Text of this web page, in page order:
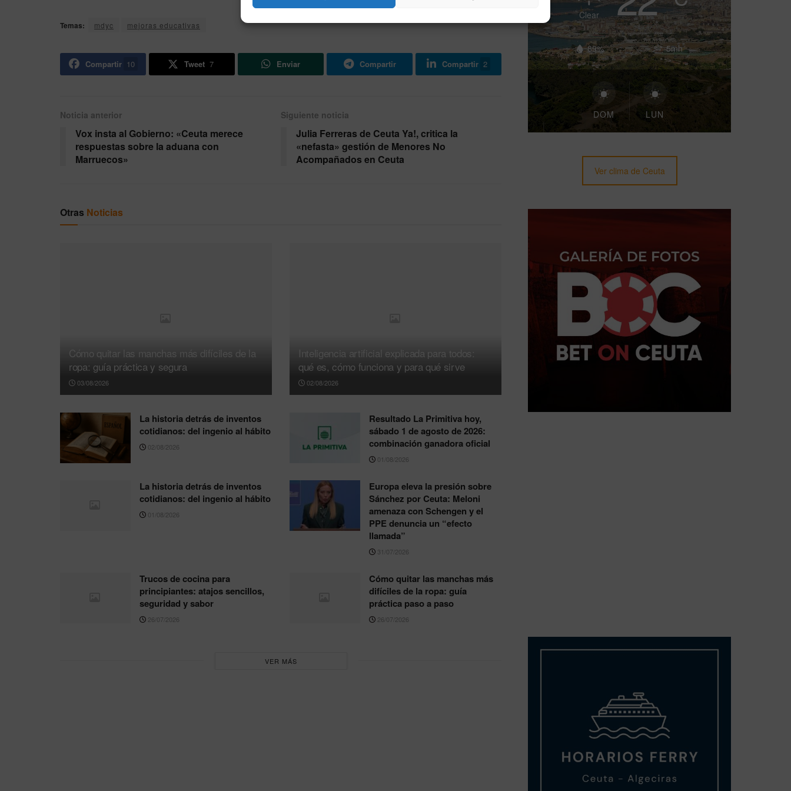
Temas: mdyc mejoras educativas
Compartir 10 Tweet 7 Enviar Compartir Compartir 2
Noticia anterior
Vox insta al Gobierno: «Ceuta merece
respuestas sobre la aduana con
Marruecos»
Siguiente noticia
Julia Ferreras de Ceuta Ya!, critica la
«nefasta» gestión de Menores No
Acompañados en Ceuta
Otras Noticias
Cómo quitar las manchas más difíciles de la
ropa: guía práctica y segura
03/08/2026
Inteligencia artificial explicada para todos:
qué es, cómo funciona y para qué sirve
02/08/2026
La historia detrás de inventos
cotidianos: del ingenio al hábito
02/08/2026
Resultado La Primitiva hoy,
sábado 1 de agosto de 2026:
combinación ganadora oficial
01/08/2026
La historia detrás de inventos
cotidianos: del ingenio al hábito
01/08/2026
Europa eleva la presión sobre
Sánchez por Ceuta: Meloni
amenaza con Schengen y el
PPE denuncia un “efecto
llamada”
31/07/2026
Trucos de cocina para
principiantes: atajos sencillos,
seguridad y sabor
26/07/2026
Cómo quitar las manchas más
difíciles de la ropa: guía
práctica paso a paso
26/07/2026
VER MÁS
Clear
89% 5mh
DOM LUN
Ver clima de Ceuta